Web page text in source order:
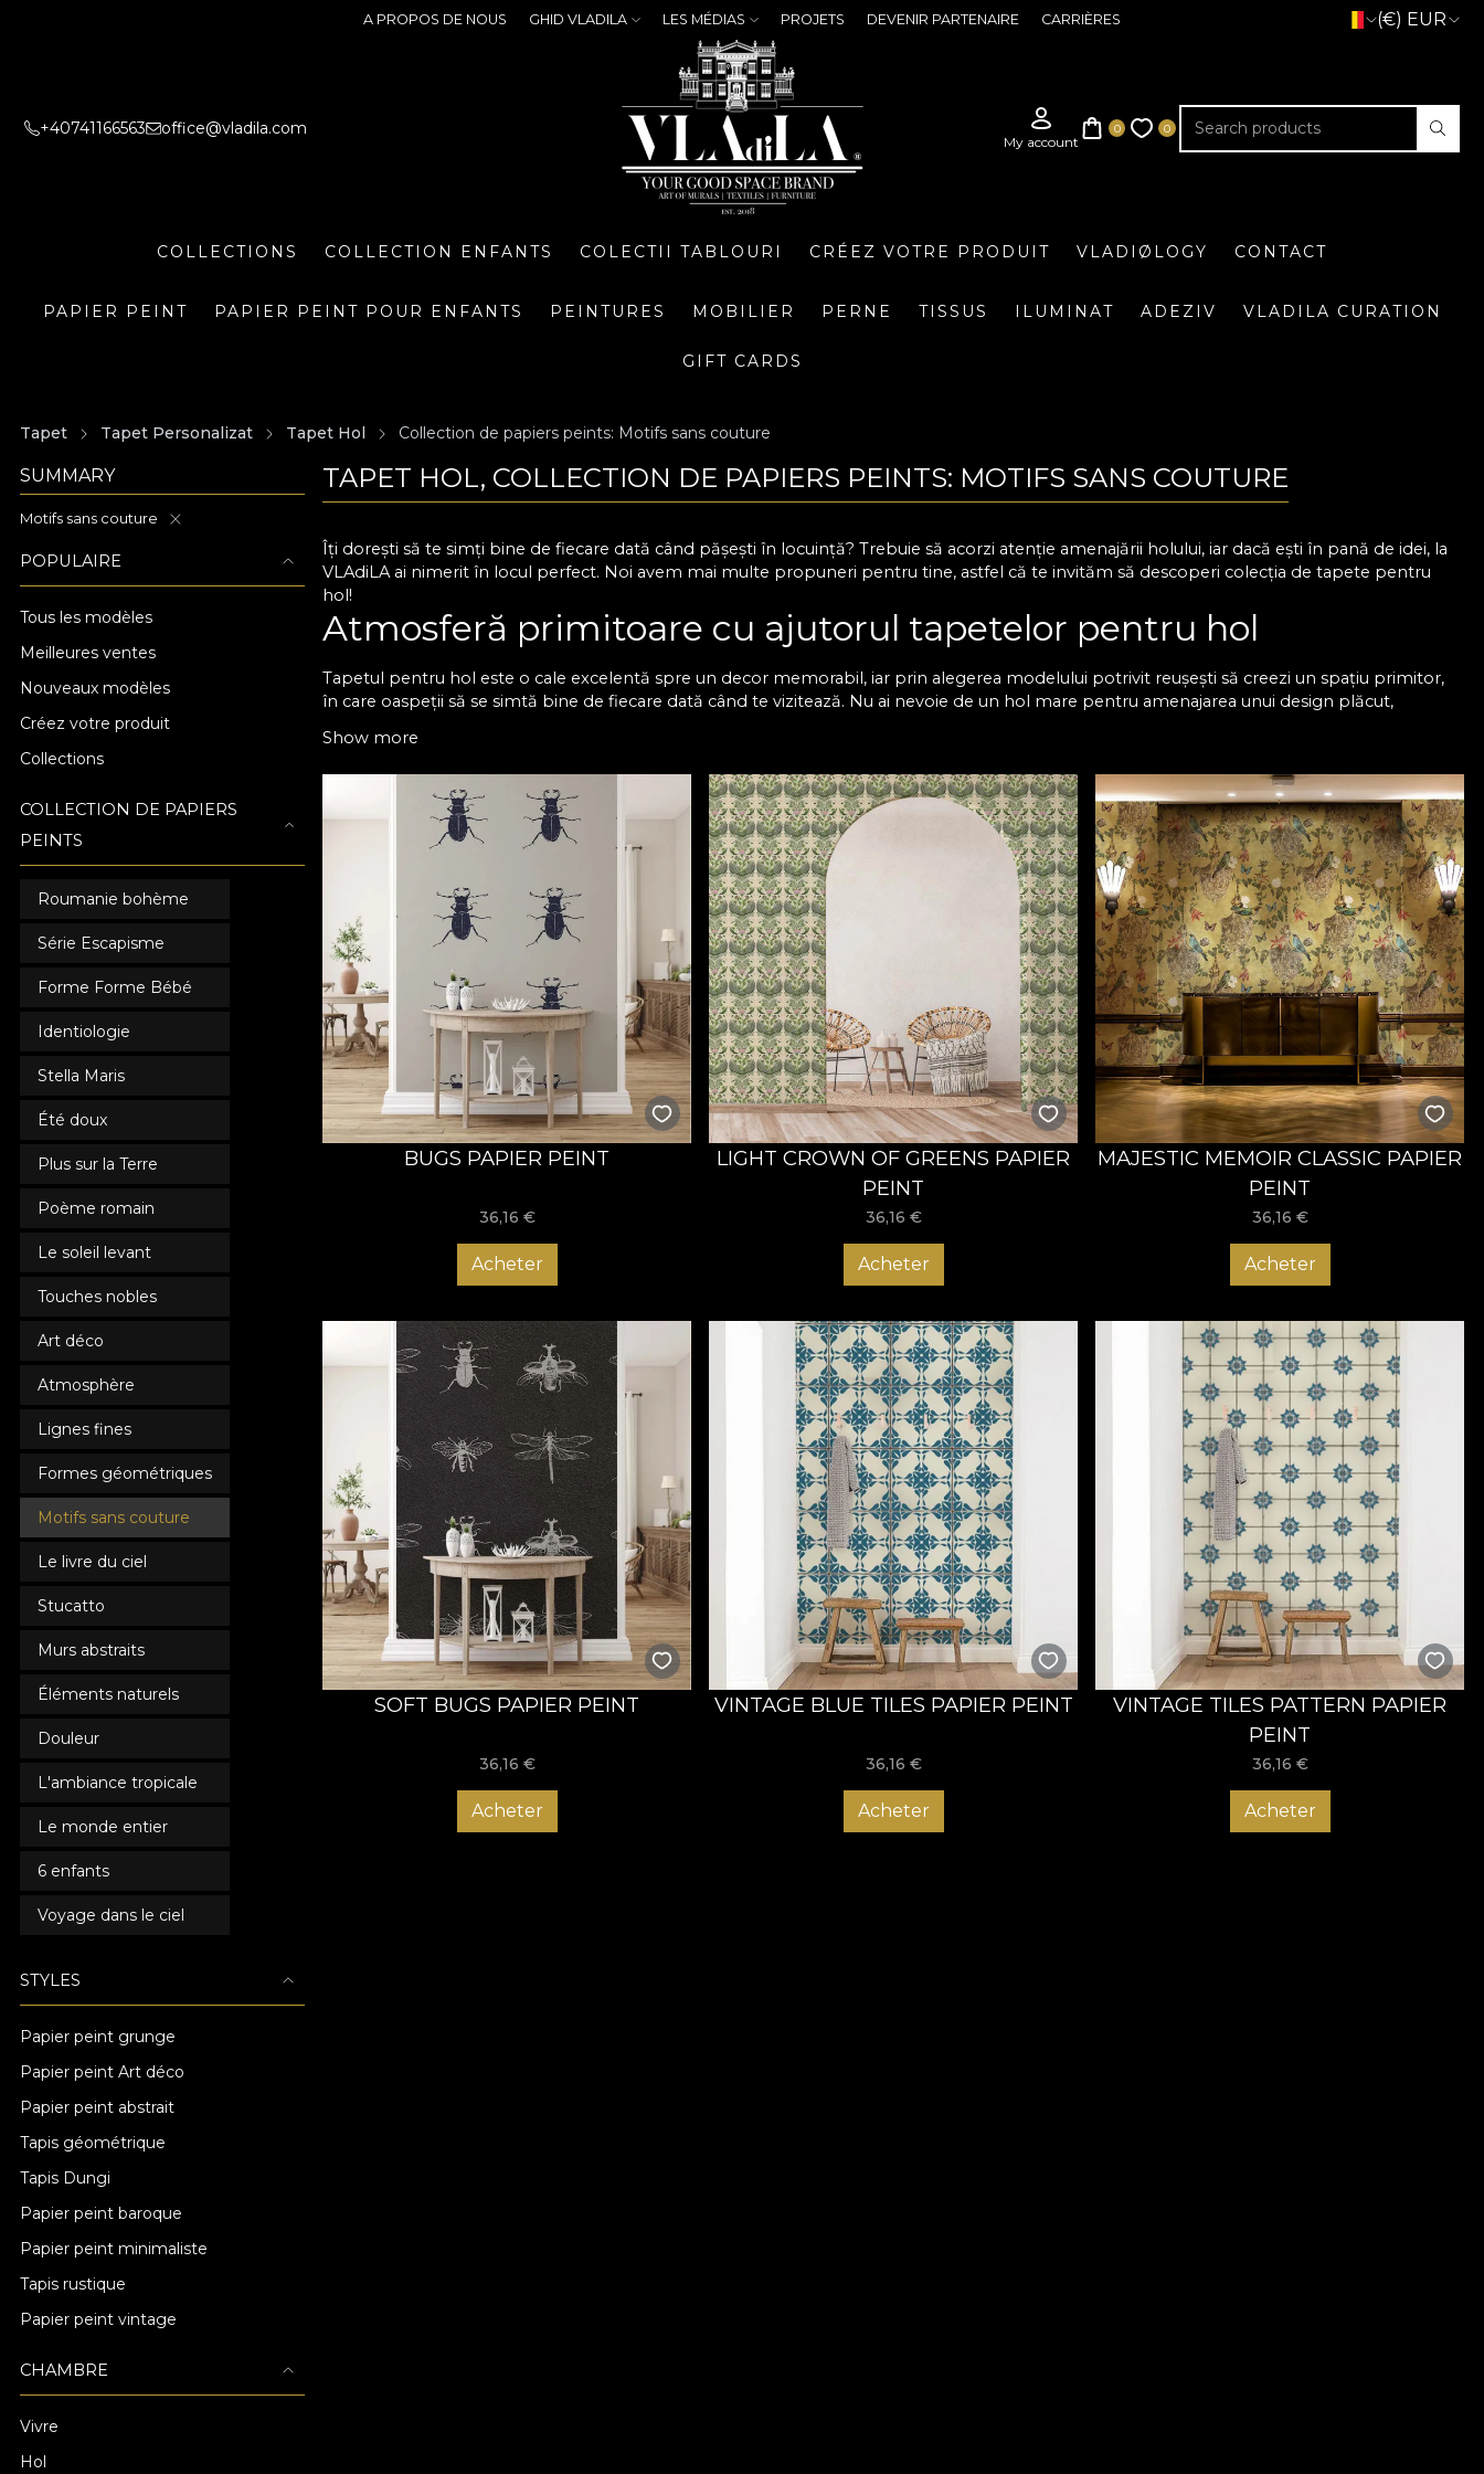
A PROPOS DE NOUS GHID VLADILA LES MÉDIAS PROJETS DEVENIR PARTENAIRE CARRIÈRES (€) EUR
+40741166563 office@vladila.com
COLLECTIONS COLLECTION ENFANTS COLECTII TABLOURI CRÉEZ VOTRE PRODUIT VLADIØLOGY CONTACT
PAPIER PEINT PAPIER PEINT POUR ENFANTS PEINTURES MOBILIER PERNE TISSUS ILUMINAT ADEZIV VLADILA CURATION
GIFT CARDS
Tapet Tapet Personalizat Tapet Hol Collection de papiers peints: Motifs sans couture
SUMMARY
Motifs sans couture
POPULAIRE
Tous les modèles
Meilleures ventes
Nouveaux modèles
Créez votre produit
Collections
COLLECTION DE PAPIERS
PEINTS
Roumanie bohème
Série Escapisme
Forme Forme Bébé
Identiologie
Stella Maris
Été doux
Plus sur la Terre
Poème romain
Le soleil levant
Touches nobles
Art déco
Atmosphère
Lignes fines
Formes géométriques
Motifs sans couture
Le livre du ciel
Stucatto
Murs abstraits
Éléments naturels
Douleur
L'ambiance tropicale
Le monde entier
6 enfants
Voyage dans le ciel
STYLES
Papier peint grunge
Papier peint Art déco
Papier peint abstrait
Tapis géométrique
Tapis Dungi
Papier peint baroque
Papier peint minimaliste
Tapis rustique
Papier peint vintage
CHAMBRE
Vivre
Hol
TAPET HOL, COLLECTION DE PAPIERS PEINTS: MOTIFS SANS COUTURE
Îți dorești să te simți bine de fiecare dată când pășești în locuință? Trebuie să acorzi atenție amenajării holului, iar dacă ești în pană de idei, la
VLAdiLA ai nimerit în locul perfect. Noi avem mai multe propuneri pentru tine, astfel că te invităm să descoperi colecția de tapete pentru
hol!
Atmosferă primitoare cu ajutorul tapetelor pentru hol
Tapetul pentru hol este o cale excelentă spre un decor memorabil, iar prin alegerea modelului potrivit reușești să creezi un spațiu primitor,
în care oaspeții să se simtă bine de fiecare dată când te vizitează. Nu ai nevoie de un hol mare pentru amenajarea unui design plăcut,
plus de farmec, poți opta pentru tapet pentru hol cu texturi subtile, modele geometrice sau motive florale, care se potrivesc ușor cu orice tip
de mobilier. Dacă îți place stilul modern, îți recomandăm un design simplu, în nuanțe neutre, care scoate în evidență lumina naturală și
creează senzația de spațiu aerisit. Oricare ar fi preferințele tale, la noi găsești tapete de calitate pentru holuri, care să te ajute să obții
rezultatele la care ai visat.
Diverse modele de tapet pentru holul de la intrare
Avem foarte multe modele de tapete pentru holuri mici, înguste, dar și pentru spații generoase. De asemenea, tapetele pentru pereții din
hol sunt ușor de aplicat și rezistă la uzura zilnică, astfel încât spațiul tău va arăta impecabil o perioadă îndelungată. La noi vei descoperi tapete
pentru hol cu texturi premium, care conferă un aspect sofisticat, chiar și într-un spațiu de dimensiuni reduse. Ai posibilitatea să personalizezi
designul și să adaptezi culorile, astfel încât să se potrivească perfect cu restul locuinței tale, iar amenajarea holului cu tapetele VLAdiLA te ajută
să impresionezi de la primul pas în casă. Comandă acum tapetul potrivit pentru holul tău și bucură-te de o atmosferă care să-ți aducă
zâmbetul pe buze de fiecare dată când ajungi acasă!
Show more
BUGS PAPIER PEINT
36,16 €
Acheter
LIGHT CROWN OF GREENS PAPIER
PEINT
36,16 €
Acheter
MAJESTIC MEMOIR CLASSIC PAPIER
PEINT
36,16 €
Acheter
SOFT BUGS PAPIER PEINT
36,16 €
Acheter
VINTAGE BLUE TILES PAPIER PEINT
36,16 €
Acheter
VINTAGE TILES PATTERN PAPIER
PEINT
36,16 €
Acheter